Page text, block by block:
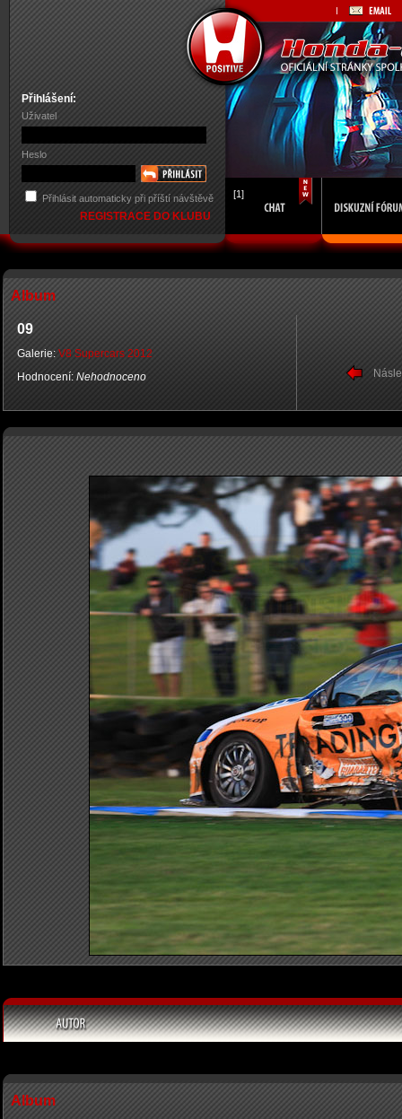
Přihlášení:
Uživatel
Heslo
Přihlásit automaticky při příští návštěvě
REGISTRACE DO KLUBU
[1]
Album
09
Galerie: V8 Supercars 2012
Hodnocení: Nehodnoceno
Album